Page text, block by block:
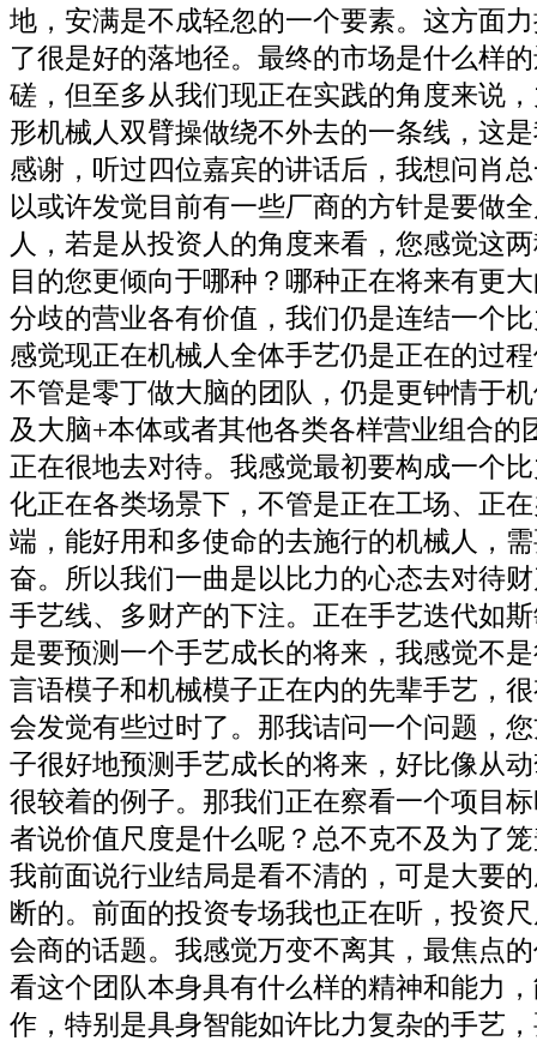
地，安满是不成轻忽的一个要素。这方面
了很是好的落地径。最终的市场是什么样
磋，但至多从我们现正在实践的角度来说
形机械人双臂操做绕不外去的一条线，这
感谢，听过四位嘉宾的讲话后，我想问肖
以或许发觉目前有一些厂商的方针是要做
人，若是从投资人的角度来看，您感觉这
目的您更倾向于哪种？哪种正在将来有更
分歧的营业各有价值，我们仍是连结一个
感觉现正在机械人全体手艺仍是正在的过
不管是零丁做大脑的团队，仍是更钟情于
及大脑+本体或者其他各类各样营业组合的
正在很地去对待。我感觉最初要构成一个
化正在各类场景下，不管是正在工场、正
端，能好用和多使命的去施行的机械人，
奋。所以我们一曲是以比力的心态去对待
手艺线、多财产的下注。正在手艺迭代如
是要预测一个手艺成长的将来，我感觉不
言语模子和机械模子正在内的先辈手艺，
会发觉有些过时了。那我诘问一个问题，
子很好地预测手艺成长的将来，好比像从
很较着的例子。那我们正在察看一个项目
者说价值尺度是什么呢？总不克不及为了
我前面说行业结局是看不清的，可是大要
断的。前面的投资专场我也正在听，投资
会商的话题。我感觉万变不离其，最焦点
看这个团队本身具有什么样的精神和能力
作，特别是具身智能如许比力复杂的手艺